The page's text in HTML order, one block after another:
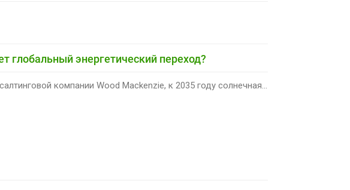
глобальный энергетический переход?
компании Wood Mackenzie, к 2035 году солнечная...